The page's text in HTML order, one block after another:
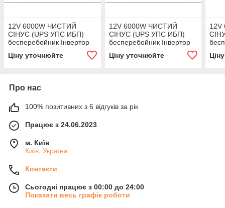
12V 6000W ЧИСТИЙ
СІНУС (UPS УПС ИБП)
бесперебойник Інвертор
Джерело безперебійного
живлення ATOM-
Ціну уточнюйте
12V 6000W ЧИСТИЙ
СІНУС (UPS УПС ИБП)
бесперебойник Інвертор
Джерело безперебійного
живлення ATOM-
Ціну уточнюйте
Про нас
100% позитивних з 6 відгуків за рік
Працює з 24.06.2023
м. Київ
Київ, Україна
Контакти
Сьогодні працює з 00:00 до 24:00
Показати весь графік роботи